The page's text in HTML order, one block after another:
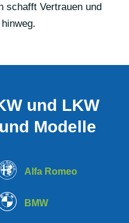
schafft Vertrauen und
und LKW
Modelle
Alfa Romeo
BMW